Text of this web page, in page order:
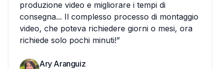
produzione video e migliorare i tempi di
consegna... Il complesso processo di montaggio
video, che poteva richiedere giorni o mesi, ora
richiede solo pochi minuti!”
Ary Aranguiz